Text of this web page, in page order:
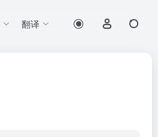
翻译